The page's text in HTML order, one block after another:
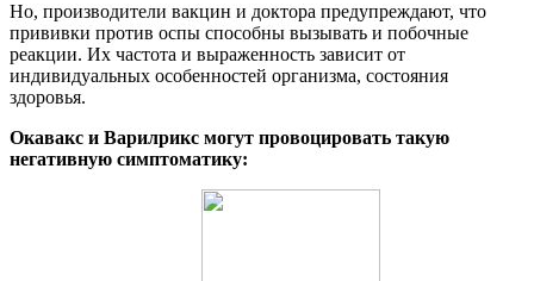
Но, производители вакцин и доктора предупреждают, что
прививки против оспы способны вызывать и побочные
реакции. Их частота и выраженность зависит от
индивидуальных особенностей организма, состояния
здоровья.
Окавакс и Варилрикс могут провоцировать такую
негативную симптоматику: